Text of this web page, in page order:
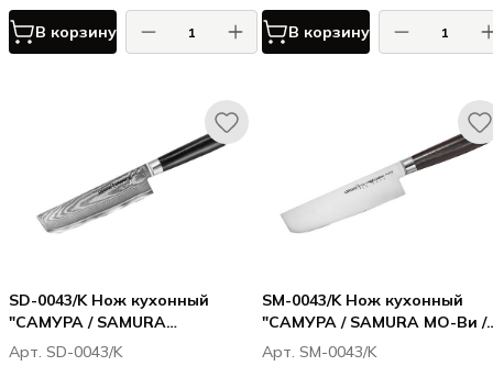
В корзину В корзину
SD-0043/K Нож кухонный
"САМУРА / SAMURA
ДАМАСКУС / DAMASCUS"
накири 167 мм, G-10, дамаск
Арт. SD-0043/K
SM-0043/K Нож кухонный
"САМУРА / SAMURA МО-Ви /
MO-V" накири 167 мм, G-10
Арт. SM-0043/K